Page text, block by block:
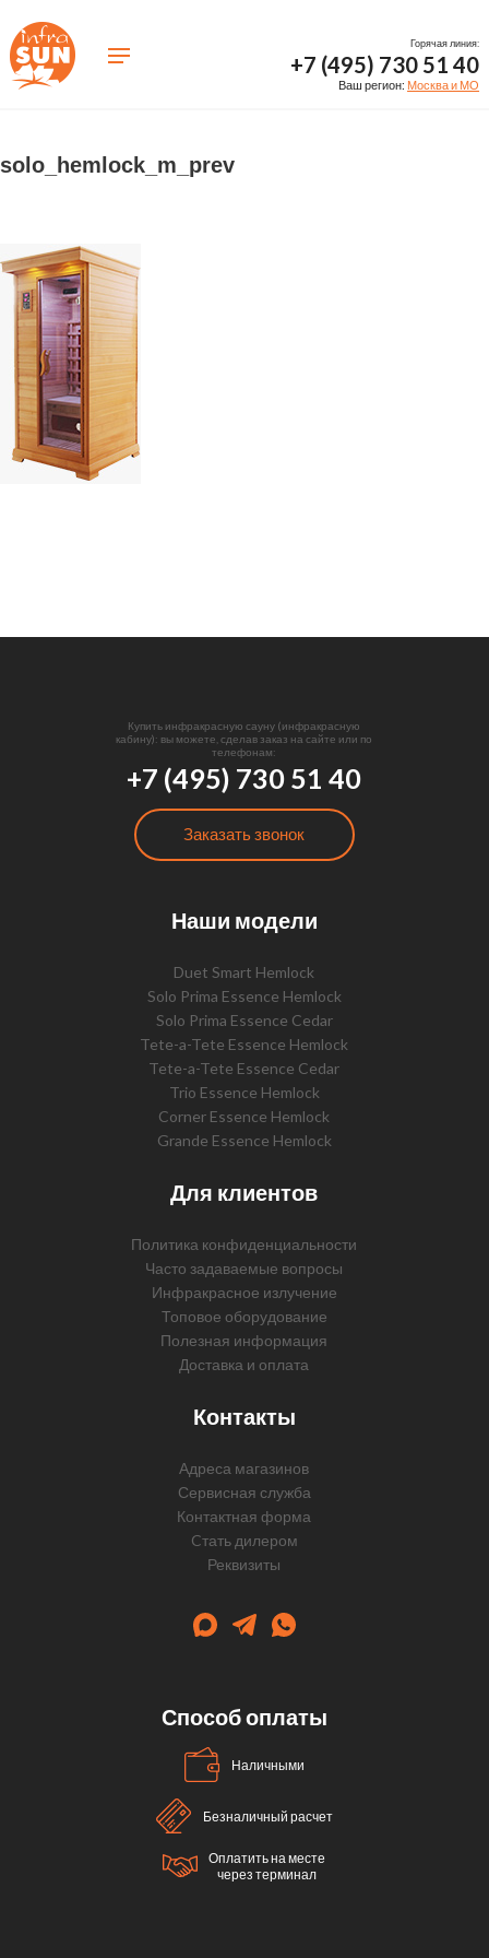
Горячая линия:
+7 (495) 730 51 40
Ваш регион: Москва и МО
solo_hemlock_m_prev
Купить инфракрасную сауну (инфракрасную
кабину): вы можете, сделав заказ на сайте или по
телефонам:
+7 (495) 730 51 40
Заказать звонок
Наши модели
Duet Smart Hemlock
Solo Prima Essence Hemlock
Solo Prima Essence Cedar
Tete-a-Tete Essence Hemlock
Tete-a-Tete Essence Cedar
Trio Essence Hemlock
Corner Essence Hemlock
Grande Essence Hemlock
Для клиентов
Политика конфиденциальности
Часто задаваемые вопросы
Инфракрасное излучение
Топовое оборудование
Полезная информация
Доставка и оплата
Контакты
Адреса магазинов
Сервисная служба
Контактная форма
Cтать дилером
Реквизиты
Способ оплаты
Наличными
Безналичный расчет
Оплатить на месте
через терминал